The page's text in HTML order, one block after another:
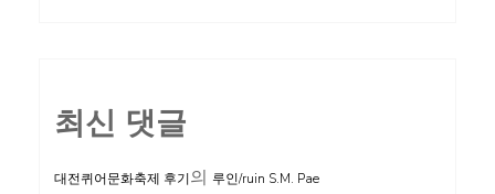
최신 댓글
대전퀴어문화축제 후기의 루인/ruin S.M. Pae